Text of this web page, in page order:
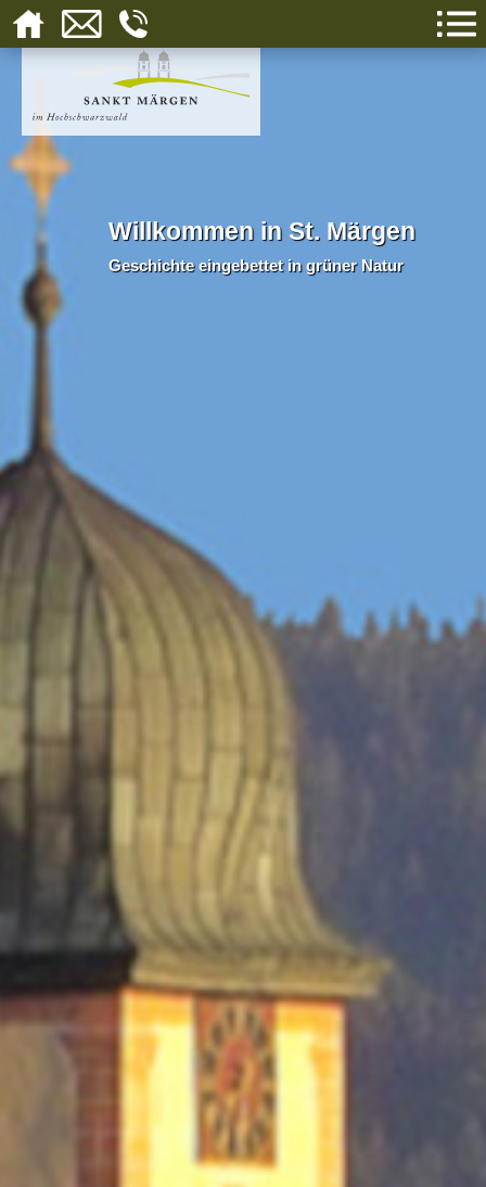
Willkommen in St. Märgen
Geschichte eingebettet in grüner Natur